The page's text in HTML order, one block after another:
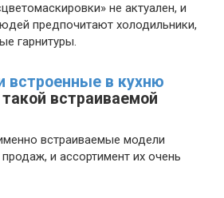
не актуален, и
предпочитают холодильники,
гарнитуры.
встраиваемой
встраиваемые модели
и ассортимент их очень